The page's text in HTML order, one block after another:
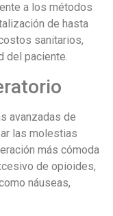
a los métodos
de hasta
sanitarios,
del paciente.
avanzadas de
las molestias
más cómoda
de opioides,
náuseas,